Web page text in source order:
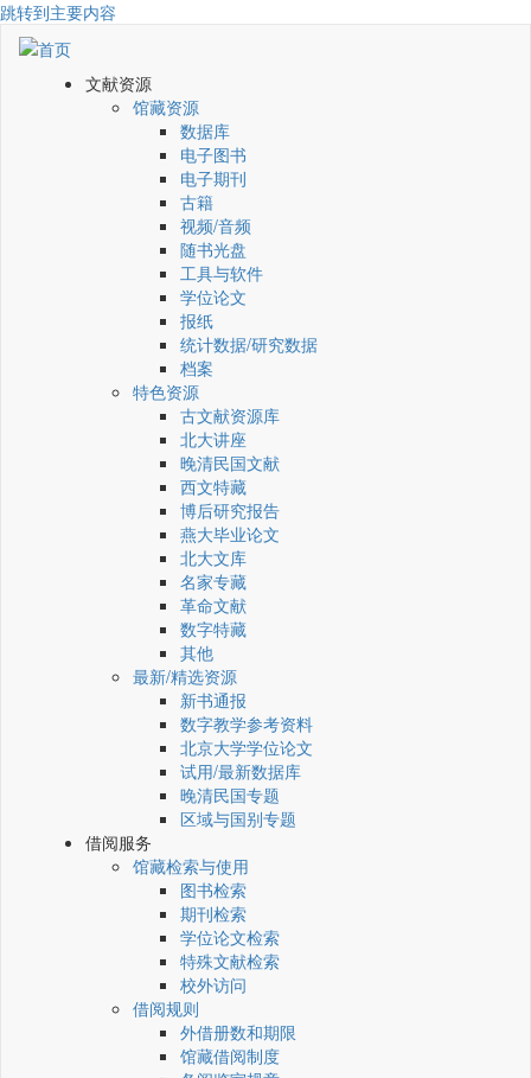
跳转到主要内容
文献资源
馆藏资源
数据库
电子图书
电子期刊
古籍
视频/音频
随书光盘
工具与软件
学位论文
报纸
统计数据/研究数据
档案
特色资源
古文献资源库
北大讲座
晚清民国文献
西文特藏
博后研究报告
燕大毕业论文
北大文库
名家专藏
革命文献
数字特藏
其他
最新/精选资源
新书通报
数字教学参考资料
北京大学学位论文
试用/最新数据库
晚清民国专题
区域与国别专题
借阅服务
馆藏检索与使用
图书检索
期刊检索
学位论文检索
特殊文献检索
校外访问
借阅规则
外借册数和期限
馆藏借阅制度